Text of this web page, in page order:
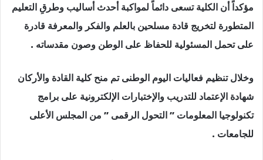
مؤكداً أن الكلية تسعى دائماً لمواكبة أحدث أساليب وطرقِ التعليم
المتطورة لتخريج قادة مسلحين بالعلم والفكر والمعرفة قادرة
على تحمل المسئولية للحفاظ على الوطن وصون مقدساته .
وخلال تنظيم فعاليات اليوم الوطنى تم منح كلية القادة والأركان
شهادة الإعتماد للتدريب والإختبارات الإلكترونية على برامج
تكنولوجيا المعلومات ” التحول الرقمى ” من المجلس الأعلى
للجامعات .